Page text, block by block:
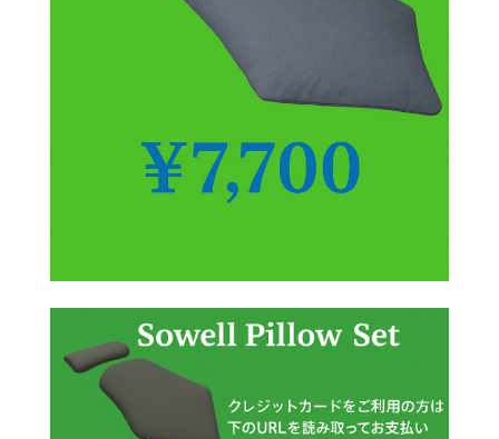
Stillness in Akizuki